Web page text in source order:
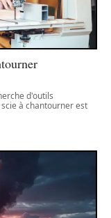
d'outils
à chantourner est